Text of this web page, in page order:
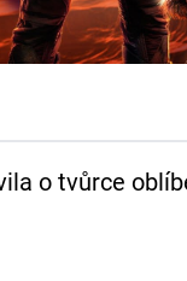
o tvůrce